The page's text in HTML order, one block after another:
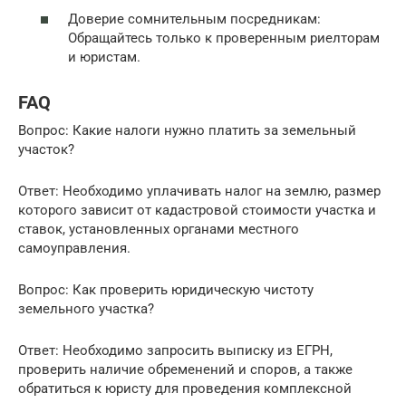
Доверие сомнительным посредникам:
Обращайтесь только к проверенным риелторам
и юристам.
FAQ
Вопрос: Какие налоги нужно платить за земельный
участок?
Ответ: Необходимо уплачивать налог на землю, размер
которого зависит от кадастровой стоимости участка и
ставок, установленных органами местного
самоуправления.
Вопрос: Как проверить юридическую чистоту
земельного участка?
Ответ: Необходимо запросить выписку из ЕГРН,
проверить наличие обременений и споров, а также
обратиться к юристу для проведения комплексной